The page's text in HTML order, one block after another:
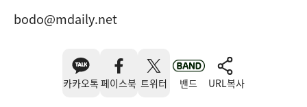
bodo@mdaily.net
카카오톡 페이스북 트위터 밴드 URL복사